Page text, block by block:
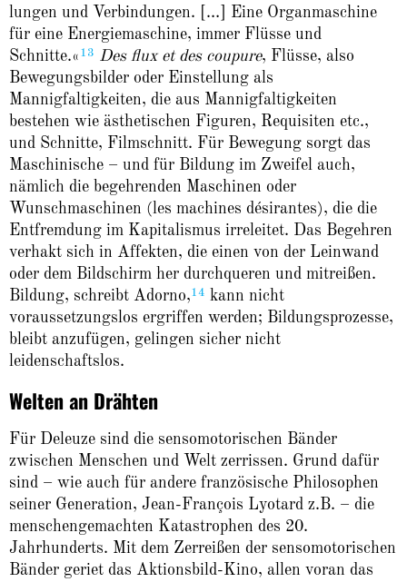
lungen und Ver­bindungen. […] Eine Organ­maschine
für eine Energiemaschine, immer Flüsse und
Schnitte.« 13 Des flux et des coupure, Flüsse, also
Bewegungsbilder oder Einstellung als
Mannigfaltigkeiten, die aus Mannigfaltigkeiten
bestehen wie ästhetischen Figuren, Requisiten etc.,
und Schnitte, Filmschnitt. Für Bewegung sorgt das
Maschinische – und für Bildung im Zweifel auch,
nämlich die begehrenden Maschinen oder
Wunschmaschinen (les machines désirantes), die die
Entfremdung im Kapitalismus irreleitet. Das Begehren
verhakt sich in Affekten, die einen von der Leinwand
oder dem Bildschirm her durchqueren und mitreißen.
Bildung, schreibt Adorno,14 kann nicht
voraussetzungslos ergriffen werden; Bildungs­prozesse,
bleibt anzufügen, gelingen sicher nicht
leidenschaftslos.
Welten an Drähten
Für Deleuze sind die sensomotorischen Bänder
zwischen Menschen und Welt zerrissen. Grund dafür
sind – wie auch für andere französische Philosophen
seiner Generation, Jean-François Lyotard z.B. – die
menschengemachten Katastrophen des 20.
Jahrhunderts. Mit dem Zerreißen der sensomotorischen
Bänder geriet das Aktionsbild-Kino, allen voran das